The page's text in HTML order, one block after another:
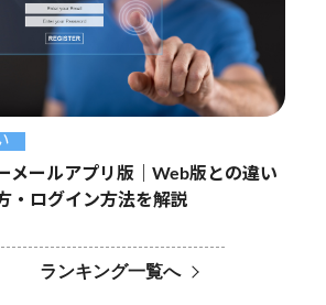
メールアプリ版｜Web版との違い
・ログイン方法を解説
ランキング一覧へ